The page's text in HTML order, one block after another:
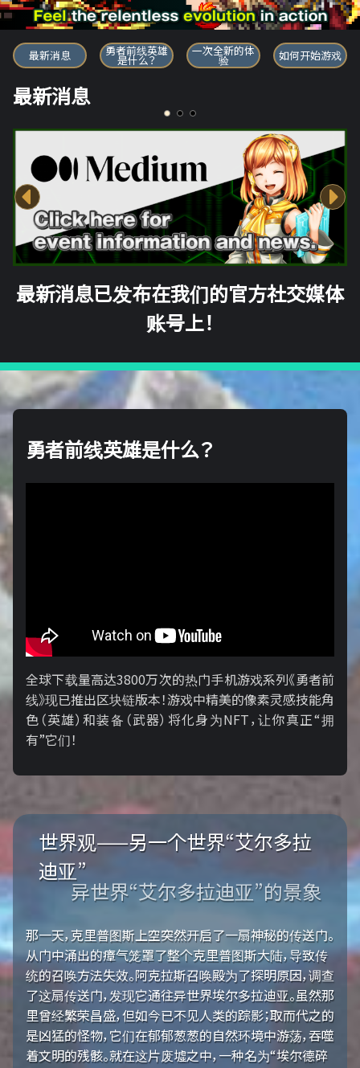
勇者前线英雄
最新消息 勇者前线英雄
是什么？
一次全新的体
验 如何开始游戏
最新消息
最新消息已发布在我们的官方社交媒体
账号上！
勇者前线英雄是什么？
全球下载量高达3800万次的热门手机游戏系列《勇者前
线》现已推出区块链版本！游戏中精美的像素灵感技能角
色（英雄）和装备（武器）将化身为NFT，让你真正“拥
有”它们！
世界观——另一个世界“艾尔多拉
迪亚”
异世界“艾尔多拉迪亚”的景象
那一天，克里普图斯上空突然开启了一扇神秘的传送门。
从门中涌出的瘴气笼罩了整个克里普图斯大陆，导致传
统的召唤方法失效。阿克拉斯召唤殿为了探明原因，调查
了这扇传送门，发现它通往异世界埃尔多拉迪亚。虽然那
里曾经繁荣昌盛，但如今已不见人类的踪影；取而代之的
是凶猛的怪物，它们在郁郁葱葱的自然环境中游荡，吞噬
着文明的残骸。就在这片废墟之中，一种名为“埃尔德碎